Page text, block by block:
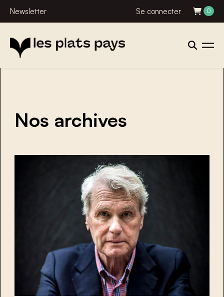
Newsletter Se connecter 0
Nos archives